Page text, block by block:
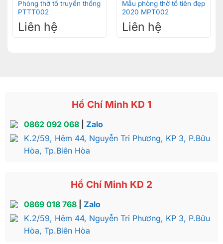
Phòng thờ tổ truyền thống
PTTT002
Liên hệ
Mẫu phòng thờ tổ tiên đẹp
2020 MPT002
Liên hệ
Hồ Chí Minh KD 1
0862 092 068| Zalo
K.2/59, Hẻm 44, Nguyễn Tri Phương, KP 3, P.Bửu
Hòa, Tp.Biên Hòa
Hồ Chí Minh KD 2
0869 018 768| Zalo
K.2/59, Hẻm 44, Nguyễn Tri Phương, KP 3, P.Bửu
Hòa, Tp.Biên Hòa